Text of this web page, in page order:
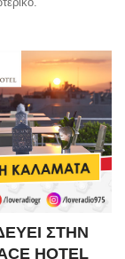
ΣΤΗΝ
HOTEL